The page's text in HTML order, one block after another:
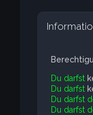
Du darfst
Du darfst
Du darfst
Du darfst